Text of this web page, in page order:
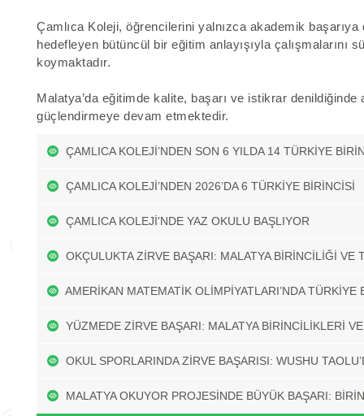
Çamlıca Koleji, öğrencilerini yalnızca akademik
hedefleyen bütüncül bir eğitim anlayışıyla çalışmalarını
koymaktadır.
Malatya’da eğitimde kalite, başarı ve istikrar
güçlendirmeye devam etmektedir.
ÇAMLICA KOLEJİ’NDEN SON 6 YILDA 14 TÜRKİYE
ÇAMLICA KOLEJİ’NDEN 2026’DA 6 TÜRKİYE BİRİNCİSİ
ÇAMLICA KOLEJİ'NDE YAZ OKULU BAŞLIYOR
OKÇULUKTA ZİRVE BAŞARI: MALATYA BİRİNCİLİĞİ VE
AMERİKAN MATEMATİK OLİMPİYATLARI’NDA TÜRKİYE
YÜZMEDE ZİRVE BAŞARI: MALATYA BİRİNCİLİKLERİ VE
OKUL SPORLARINDA ZİRVE BAŞARISI: WUSHU
MALATYA OKUYOR PROJESİNDE BÜYÜK BAŞARI: